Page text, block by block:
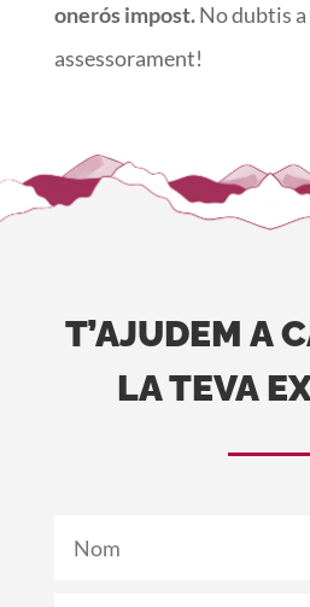
onerós impost.No dubtis a
assessorament!
T’AJUDEM A
LA TEVA